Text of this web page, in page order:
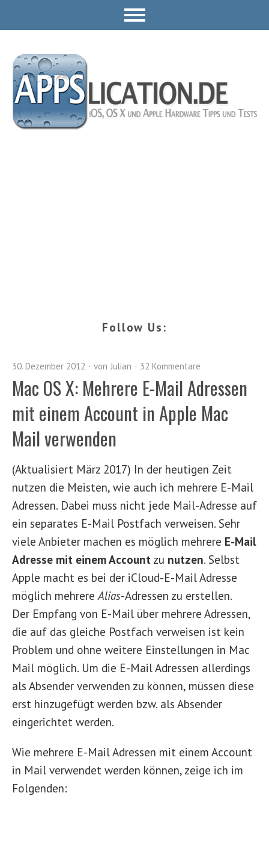
Follow Us:
30. Dezember 2012 von Julian 32 Kommentare
Mac OS X: Mehrere E-Mail Adressen
mit einem Account in Apple Mac
Mail verwenden
(Aktualisiert März 2017) In der heutigen Zeit
nutzen die Meisten, wie auch ich mehrere E-Mail
Adressen. Dabei muss nicht jede Mail-Adresse auf
ein separates E-Mail Postfach verweisen. Sehr
viele Anbieter machen es möglich mehrere E-Mail
Adresse mit einem Account zu nutzen. Selbst
Apple macht es bei der iCloud-E-Mail Adresse
möglich mehrereAlias-Adressen zu erstellen.
Der Empfang von E-Mail über mehrere Adressen,
die auf das gleiche Postfach verweisen ist kein
Problem und ohne weitere Einstellungen in Mac
Mail möglich. Um die E-Mail Adressen allerdings
als Absender verwenden zu können, müssen diese
erst hinzugefügt werden bzw. als Absender
eingerichtet werden.
Wie mehrere E-Mail Adressen mit einem Account
in Mail verwendet werden können, zeige ich im
Folgenden: